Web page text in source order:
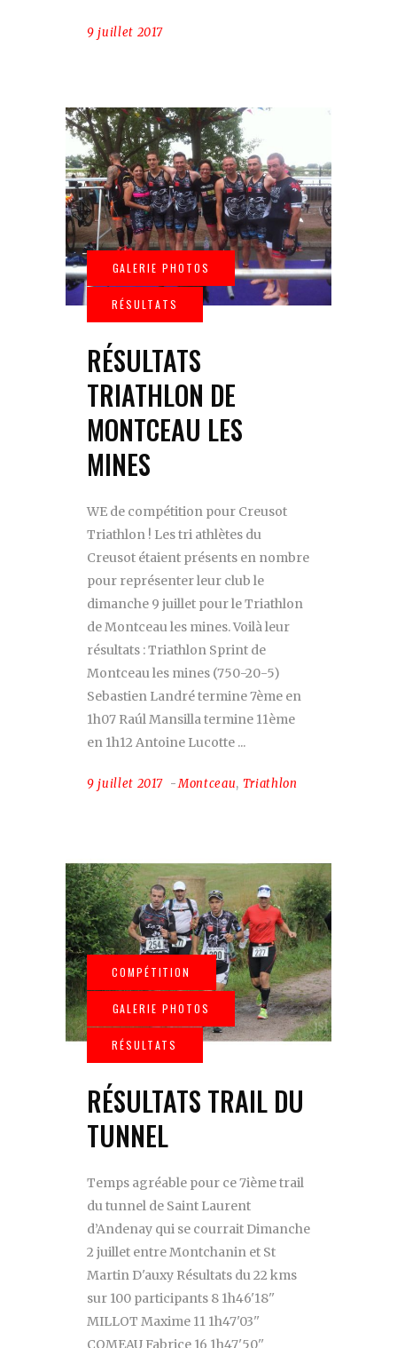
9 juillet 2017
RÉSULTATS
TRIATHLON DE
MONTCEAU LES
MINES
WE de compétition pour Creusot
Triathlon ! Les tri athlètes du
Creusot étaient présents en nombre
pour représenter leur club le
dimanche 9 juillet pour le Triathlon
de Montceau les mines. Voilà leur
résultats : Triathlon Sprint de
Montceau les mines (750-20-5)
Sebastien Landré termine 7ème en
1h07 Raúl Mansilla termine 11ème
en 1h12 Antoine Lucotte
9 juillet 2017 Montceau, Triathlon
RÉSULTATS TRAIL DU
TUNNEL
Temps agréable pour ce 7ième trail
du tunnel de Saint Laurent
d’Andenay qui se courrait Dimanche
2 juillet entre Montchanin et St
Martin D'auxy Résultats du 22 kms
sur 100 participants 8 1h46'18''
MILLOT Maxime 11 1h47'03''
COMEAU Fabrice 16 1h47'50''